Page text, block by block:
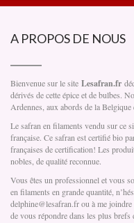
A PROPOS DE NOUS
Bienvenue sur le site Lesafran.fr
dérivés de cette épice et de bulbes.
Ardennes, aux abords de la
Le safran en filaments vendu sur ce
française. Ce safran est certifié bio
françaises de certification! Les
nobles, de qualité reconnue.
Vous êtes un professionnel et vous
en filaments en grande quantité,
delphine@lesafran.fr ou à me
de vous répondre dans les plus brefs